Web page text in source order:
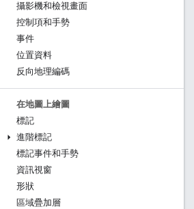
攝影機和檢視畫面
控制項和手勢
事件
位置資料
反向地理編碼
在地圖上繪圖
標記
進階標記
標記事件和手勢
資訊視窗
形狀
區域疊加層